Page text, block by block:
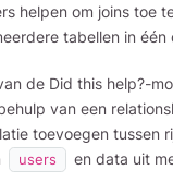
helpen om joins toe
tabellen in één
de Did this help?-
van een
toevoegen tussen
users
en data uit